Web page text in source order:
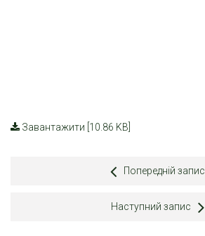
Завантажити [10.86 KB]
Попередній запис
Наступний запис